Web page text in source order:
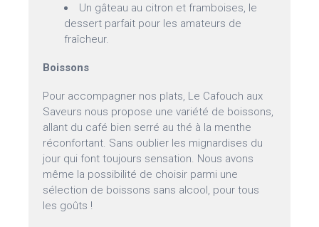
Un gâteau au citron et framboises, le
dessert parfait pour les amateurs de
fraîcheur.
Boissons
Pour accompagner nos plats, Le Cafouch aux
Saveurs nous propose une variété de boissons,
allant du café bien serré au thé à la menthe
réconfortant. Sans oublier les mignardises du
jour qui font toujours sensation. Nous avons
même la possibilité de choisir parmi une
sélection de boissons sans alcool, pour tous
les goûts !